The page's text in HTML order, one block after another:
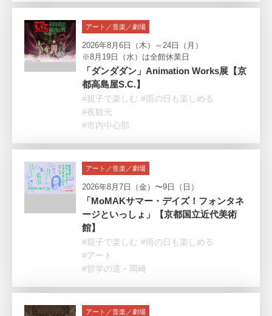
アート／音楽／劇場
2026年8月6日（木）～24日（月）
※8月19日（水）は全館休業日
「ダンダダン」Animation Works展【京
都高島屋S.C.】
#親子で楽しむ #雨の日も楽しめる
#夜観光
#市内中心部
アート／音楽／劇場
2026年8月7日（金）〜9日（日）
「MoMAKサマー・デイズ！フォンタネ
ージといっしょ」【京都国立近代美術
館】
#親子で楽しむ #雨の日も楽しめる
#アート
#哲学の道・岡崎
アート／音楽／劇場